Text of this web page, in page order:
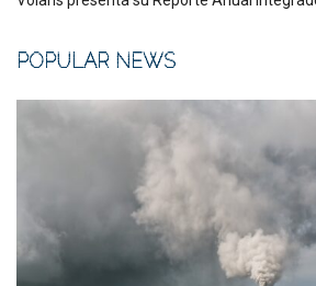
POPULAR NEWS